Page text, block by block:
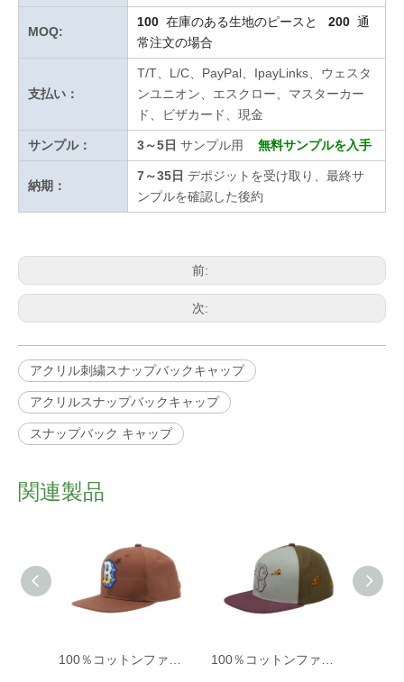
MOQ:
100 在庫のある生地のピースと 200 通
常注文の場合
支払い：
T/T、L/C、PayPal、IpayLinks、ウェスタ
ンユニオン、エスクロー、マスターカー
ド、ビザカード、現金
サンプル： 3～5日 サンプル用 無料サンプルを入手
納期：
7～35日 デポジットを受け取り、最終サ
ンプルを確認した後約
前:
次:
アクリル刺繍スナップバックキャップ
アクリルスナップバックキャップ
スナップバック キャップ
関連製品